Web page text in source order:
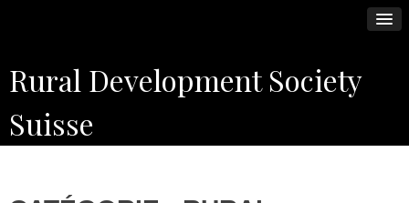
to
content
Rural Development Society
Suisse